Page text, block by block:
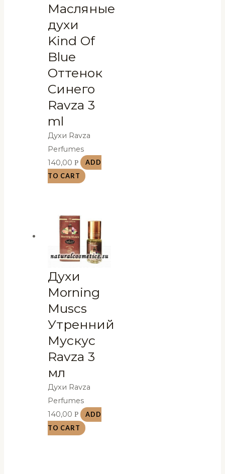
Масляные
духи
Kind Of
Blue
Оттенок
Синего
Ravza 3
ml
Духи Ravza
Perfumes
140,00Р
ADD
TO CART
Духи
Morning
Muscs
Утренний
Мускус
Ravza 3
мл
Духи Ravza
Perfumes
140,00Р
ADD
TO CART